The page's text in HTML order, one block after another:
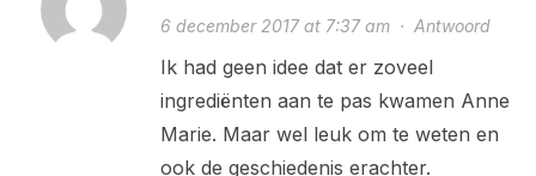
6 december 2017 at 7:37 am· Antwoord
Ik had geen idee dat er zoveel
ingrediënten aan te pas kwamen Anne
Marie. Maar wel leuk om te weten en
ook de geschiedenis erachter.